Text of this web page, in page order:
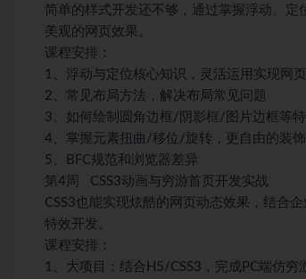
简单的样式开发还不够，通过掌握浮动、
美观的网页效果。
课程安排：
1、浮动与定位核心知识，灵活运用实现网
2、常见布局方法，解决布局常见问题
3、如何绘制圆角边框/阴影框/图片边框等
4、掌握元素扭曲/移位/旋转，更自由的装
5、BFC规范和浏览器差异
第4周 CSS3动画与穷游首页开发实战
CSS3也能实现炫酷的网页动态效果，结合
特效开发。
课程安排：
1、大项目：结合H5/CSS3，完成PC端仿穷